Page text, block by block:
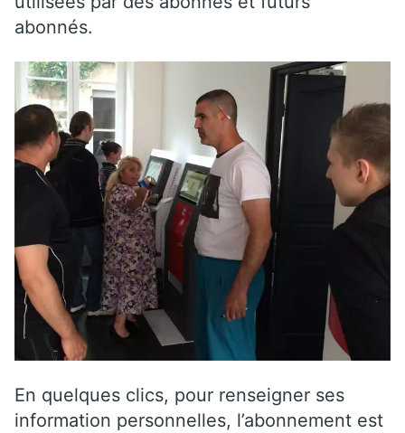
abonnés.
En quelques clics, pour renseigner ses
information personnelles, l’abonnement est